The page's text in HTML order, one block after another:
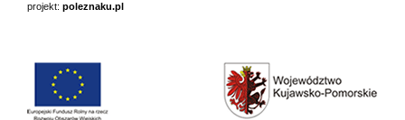
projekt: poleznaku.pl